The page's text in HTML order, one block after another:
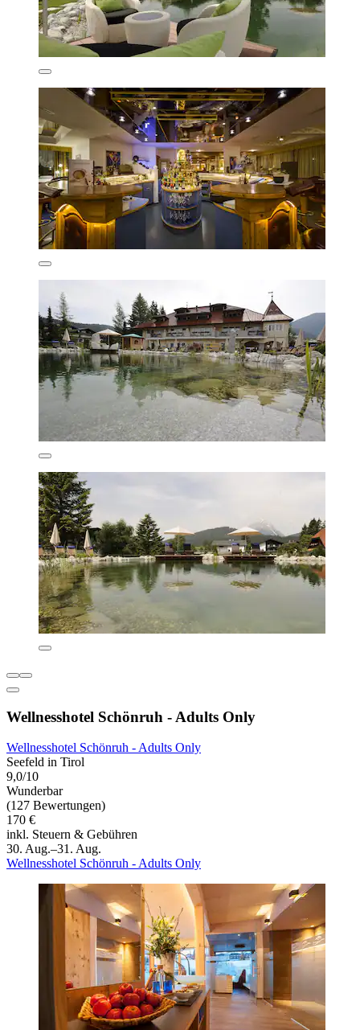
Wellnesshotel Schönruh - Adults Only
Wellnesshotel Schönruh - Adults Only
Seefeld in Tirol
9,0/10
Wunderbar
(127 Bewertungen)
170 €
inkl. Steuern & Gebühren
30. Aug.–31. Aug.
Wellnesshotel Schönruh - Adults Only